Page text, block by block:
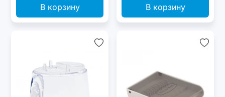
В корзину В корзину